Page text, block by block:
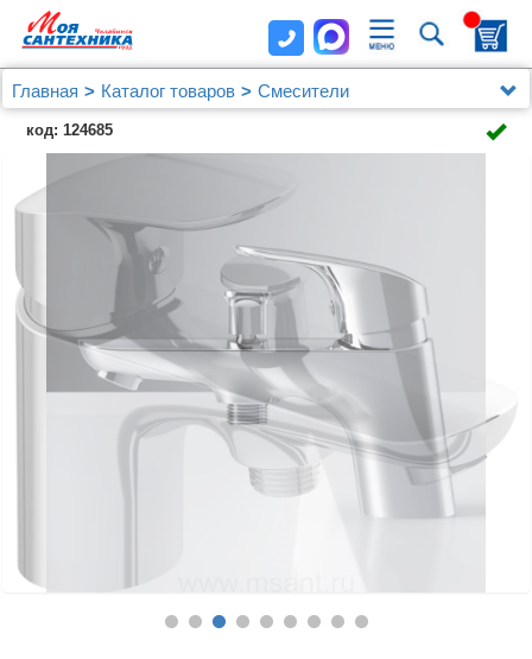
Главная Каталог товаров
Смесители
Врезные на борт ванны
Смеситель на борт ванны AM.PM Like F8010232
код: 124685